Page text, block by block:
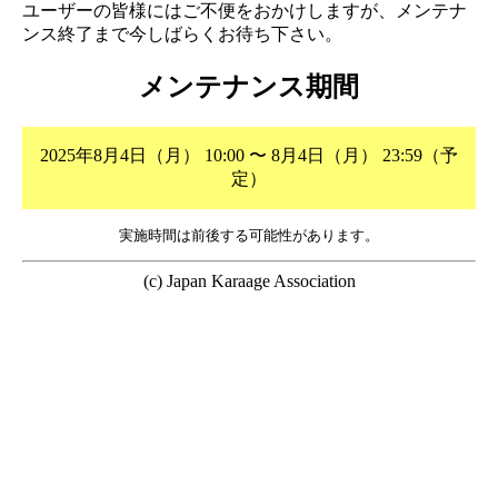
ユーザーの皆様にはご不便をおかけしますが、メンテナ
ンス終了まで今しばらくお待ち下さい。
メンテナンス期間
2025年8月4日（月） 10:00 〜 8月4日（月） 23:59（予
定）
実施時間は前後する可能性があります。
(c) Japan Karaage Association